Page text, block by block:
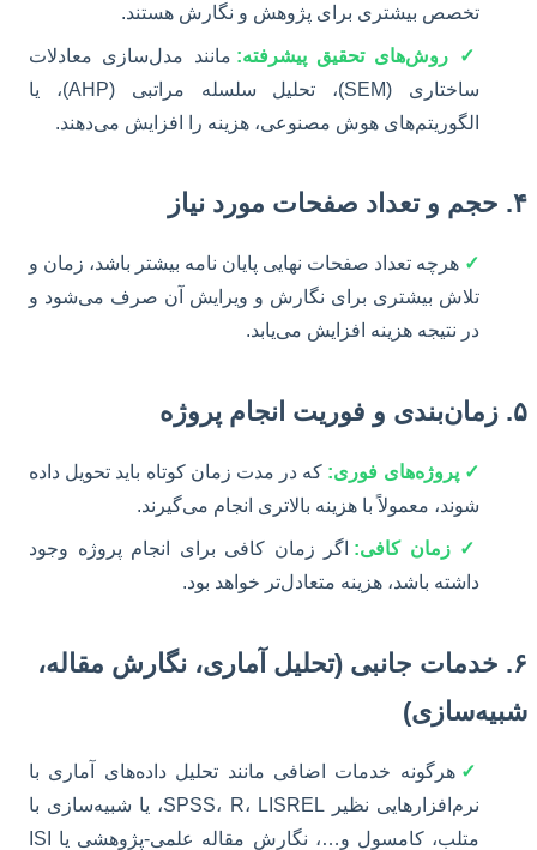
تخصص بیشتری برای پژوهش و نگارش هستند.
✓ روش‌های تحقیق پیشرفته: مانند مدل‌سازی معادلات
ساختاری (SEM)، تحلیل سلسله مراتبی (AHP)، یا
الگوریتم‌های هوش مصنوعی، هزینه را افزایش می‌دهند.
۴. حجم و تعداد صفحات مورد نیاز
✓ هرچه تعداد صفحات نهایی پایان نامه بیشتر باشد، زمان و
تلاش بیشتری برای نگارش و ویرایش آن صرف می‌شود و
در نتیجه هزینه افزایش می‌یابد.
۵. زمان‌بندی و فوریت انجام پروژه
✓ پروژه‌های فوری: که در مدت زمان کوتاه باید تحویل داده
شوند، معمولاً با هزینه بالاتری انجام می‌گیرند.
✓ زمان کافی: اگر زمان کافی برای انجام پروژه وجود
داشته باشد، هزینه متعادل‌تر خواهد بود.
۶. خدمات جانبی (تحلیل آماری، نگارش مقاله،
شبیه‌سازی)
✓ هرگونه خدمات اضافی مانند تحلیل داده‌های آماری با
نرم‌افزارهایی نظیر SPSS، R، LISREL، یا شبیه‌سازی با
متلب، کامسول و…، نگارش مقاله علمی-پژوهشی یا ISI